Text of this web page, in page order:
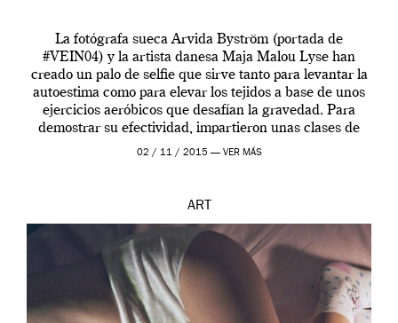
La fotógrafa sueca Arvida Byström (portada de
#VEIN04) y la artista danesa Maja Malou Lyse han
creado un palo de selfie que sirve tanto para levantar la
autoestima como para elevar los tejidos a base de unos
ejercicios aeróbicos que desafían la gravedad. Para
demostrar su efectividad, impartieron unas clases de
prueba en el Tate […]
02 / 11 / 2015 — VER MÁS
ART